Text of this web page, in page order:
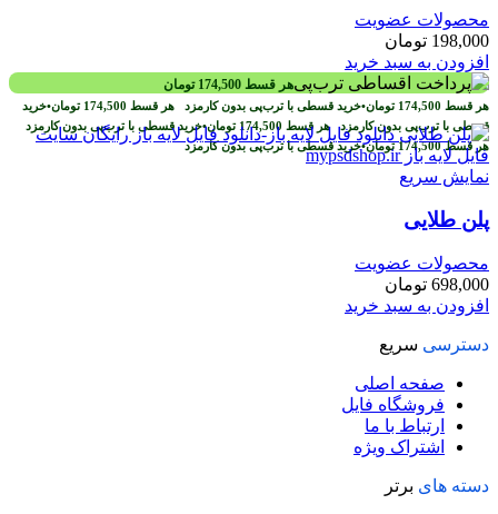
محصولات عضویت
198,000 تومان
افزودن به سبد خرید
هر قسط 174,500 تومان
هر قسط 174,500 تومان•خرید قسطی با ترب‌پی بدون کارمزد هر قسط 174,500 تومان•خرید
قسطی با ترب‌پی بدون کارمزدهر قسط 174,500 تومان•خرید قسطی با ترب‌پی بدون کارمزد
هر قسط174,500 تومان•خرید قسطی با ترب‌پی بدون کارمزد
نمایش سریع
پلن طلایی
محصولات عضویت
698,000 تومان
افزودن به سبد خرید
دسترسی سریع
صفحه اصلی
فروشگاه فایل
ارتباط با ما
اشتراک ویژه
دسته های برتر